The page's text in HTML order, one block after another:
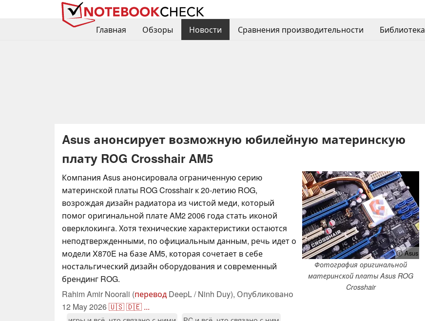
Главная
Обзоры Новости Сравнения производительности Библиотека
Asus анонсирует возможную юбилейную материнскую
плату ROG Crosshair AM5
ⓘ Asus
Фотография оригинальной
материнской платы Asus ROG
Crosshair
Компания Asus анонсировала ограниченную серию
материнской платы ROG Crosshair к 20-летию ROG,
возрождая дизайн радиатора из чистой меди, который
помог оригинальной плате AM2 2006 года стать иконой
оверклокинга. Хотя технические характеристики остаются
неподтвержденными, по официальным данным, речь идет о
модели X870E на базе AM5, которая сочетает в себе
ностальгический дизайн оборудования и современный
брендинг ROG.
Rahim Amir Noorali (перевод DeepL / Ninh Duy), Опубликовано
12 May 2026🇺🇸🇩🇪 ...